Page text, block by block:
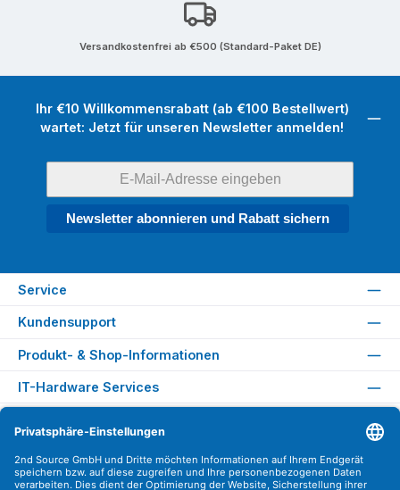
Versandkostenfrei ab €500 (Standard-Paket DE)
Ihr €10 Willkommensrabatt (ab €100 Bestellwert)
wartet: Jetzt für unseren Newsletter anmelden!
Newsletter abonnieren und Rabatt sichern
Service
Kundensupport
Produkt- & Shop-Informationen
IT-Hardware Services
Versandarten
Zahlungsarten